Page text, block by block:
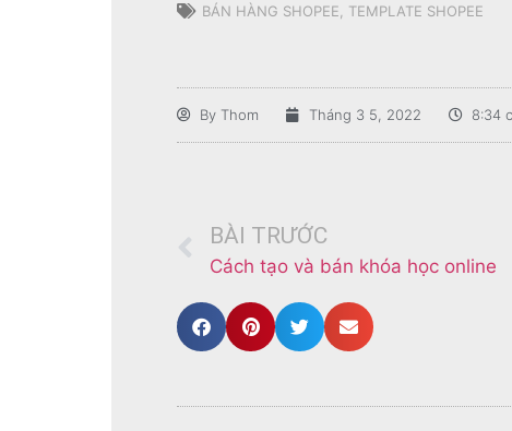
BÁN HÀNG SHOPEE TEMPLATE SHOPEE
By Thom Tháng 3 5, 2022 8:34
BÀI TRƯỚC
Cách tạo và bán khóa học online